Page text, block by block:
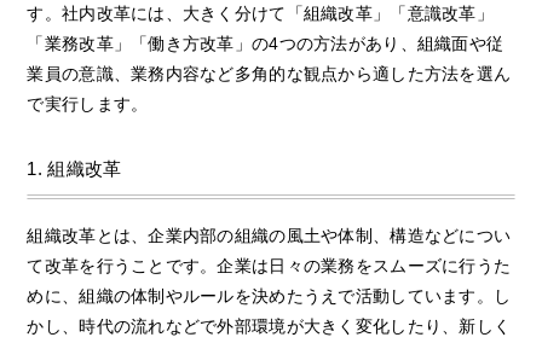
す。社内改革には、大きく分けて「組織改革」「意識改革」
「業務改革」「働き方改革」の4つの方法があり、組織面や従
業員の意識、業務内容など多角的な観点から適した方法を選ん
で実行します。
1. 組織改革
組織改革とは、企業内部の組織の風土や体制、構造などについ
て改革を行うことです。企業は日々の業務をスムーズに行うた
めに、組織の体制やルールを決めたうえで活動しています。し
かし、時代の流れなどで外部環境が大きく変化したり、新しく